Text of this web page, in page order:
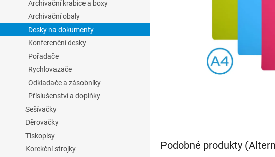
Archivační krabice a boxy
Archivační obaly
Desky na dokumenty
Konferenční desky
Pořadače
Rychlovazače
Odkladače a zásobníky
Příslušenství a doplňky
Sešívačky
Děrovačky
Tiskopisy
Korekční strojky
Podobné produkty